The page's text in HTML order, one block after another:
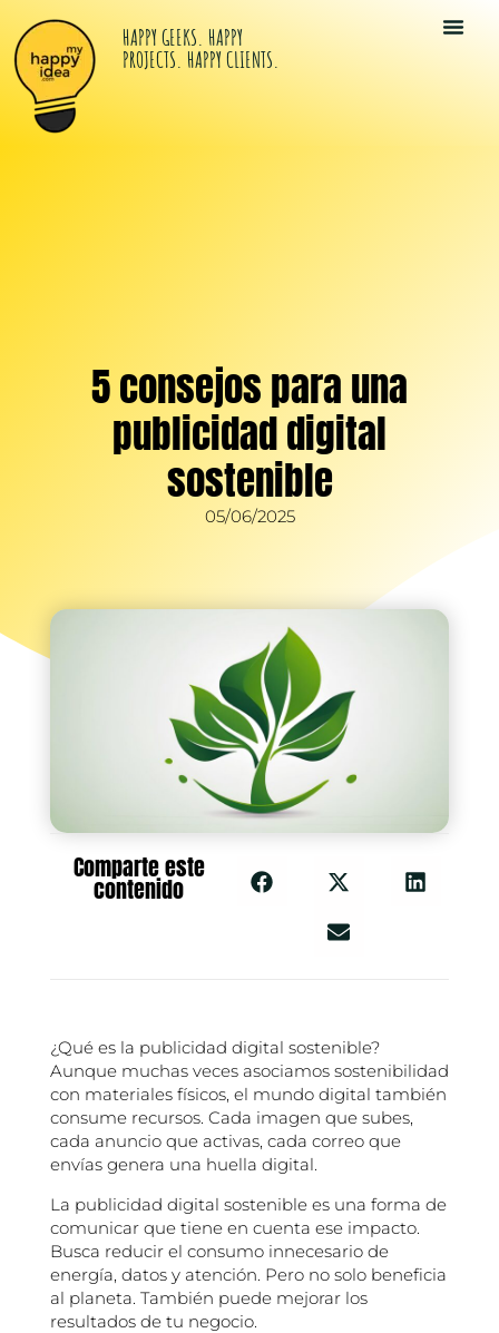
HAPPY GEEKS. HAPPY
PROJECTS. HAPPY CLIENTS.
5 consejos para una
publicidad digital
sostenible
05/06/2025
Comparte este
contenido
¿Qué es la publicidad digital sostenible?
Aunque muchas veces asociamos sostenibilidad
con materiales físicos, el mundo digital también
consume recursos. Cada imagen que subes,
cada anuncio que activas, cada correo que
envías genera una huella digital.
La publicidad digital sostenible es una forma de
comunicar que tiene en cuenta ese impacto.
Busca reducir el consumo innecesario de
energía, datos y atención. Pero no solo beneficia
al planeta. También puede mejorar los
resultados de tu negocio.